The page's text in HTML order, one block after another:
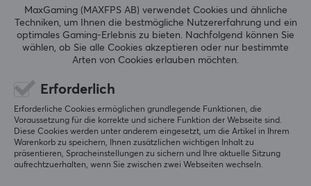
0.0
Basierend auf 0 Bewertungen
4
0%
0%
GEBE EINE BEWERTUNG AB
Mehr aus unserer
MaxGaming (MAXFPS AB) verwendet Cookies und ähnliche
Techniken, um Ihnen die bestmögliche Nutzererfahrung und ein
optimales Gaming-Erlebnis zu bieten. Nachfolgend können Sie
wählen, ob Sie alle Cookies akzeptieren oder nur bestimmte
Arten von Cookies erlauben möchten.
Erforderlich
Erforderliche Cookies ermöglichen grundlegende Funktionen, die
Voraussetzung für die korrekte und sichere Funktion der Webseite sind.
Diese Cookies werden unter anderem eingesetzt, um die Artikel in Ihrem
Warenkorb zu speichern, Ihnen zusätzlichen wichtigen Inhalt zu
präsentieren, Spracheinstellungen zu sichern und Ihre aktuelle Sitzung
aufrechtzuerhalten, wenn Sie zwischen zwei Webseiten wechseln.